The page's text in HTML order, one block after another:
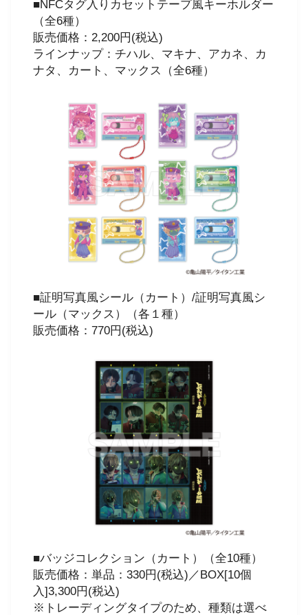
■NFCタグ入りカセットテープ風キーホルダー
（全6種）
販売価格：2,200円(税込)
ラインナップ：チハル、マキナ、アカネ、カ
ナタ、カート、マックス（全6種）
■証明写真風シール（カート）/証明写真風シ
ール（マックス）（各１種）
販売価格：770円(税込)
■バッジコレクション（カート）（全10種）
販売価格：単品：330円(税込)／BOX[10個
入]3,300円(税込)
※トレーディングタイプのため、種類は選べ